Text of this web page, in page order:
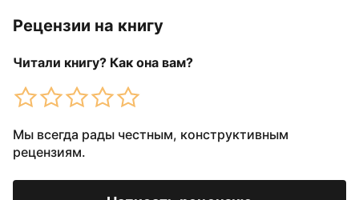
Рецензии на книгу
Читали книгу? Как она вам?
Мы всегда рады честным, конструктивным
рецензиям.